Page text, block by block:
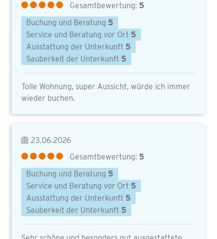
Gesamtbewertung: 5
Buchung und Beratung 5
Service und Beratung vor Ort 5
Ausstattung der Unterkunft 5
Sauberkeit der Unterkunft 5
Tolle Wohnung, super Aussicht, würde ich immer
wieder buchen.
23.06.2026
Gesamtbewertung: 5
Buchung und Beratung 5
Service und Beratung vor Ort 5
Ausstattung der Unterkunft 5
Sauberkeit der Unterkunft 5